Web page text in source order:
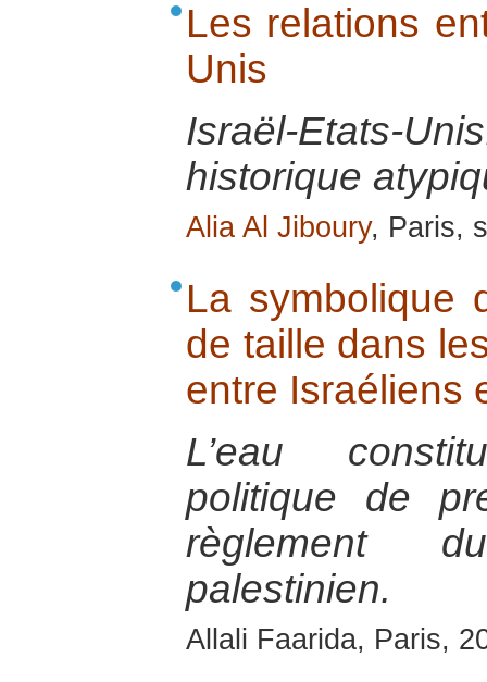
Les relations
Unis
Israël-
historique
Alia Al Jiboury, Paris,
La symbolique
de taille dans
entre Israéliens
L’eau
politique de
règlement
palestinien.
Allali Faarida, Paris,